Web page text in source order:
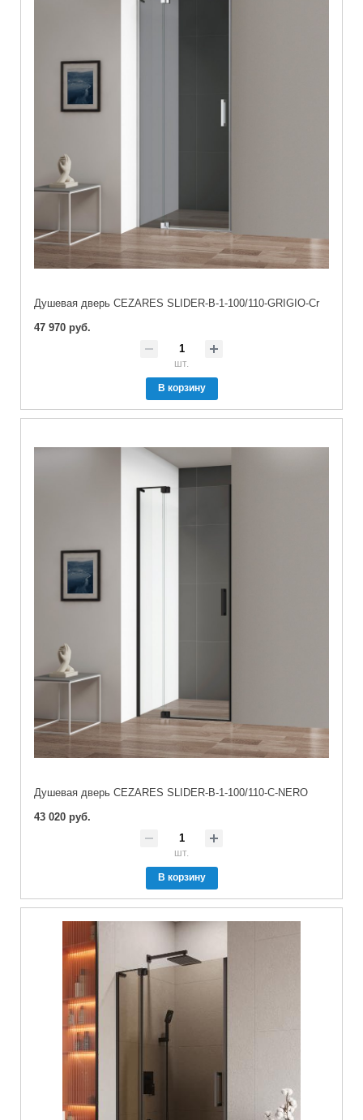
Душевая дверь CEZARES SLIDER-B-1-100/110-GRIGIO-Cr
47 970 руб.
шт.
В корзину
Душевая дверь CEZARES SLIDER-B-1-100/110-C-NERO
43 020 руб.
шт.
В корзину